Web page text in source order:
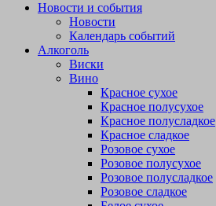
Новости и события
Новости
Календарь событий
Алкоголь
Виски
Вино
Красное сухое
Красное полусухое
Красное полусладкое
Красное сладкое
Розовое сухое
Розовое полусухое
Розовое полусладкое
Розовое сладкое